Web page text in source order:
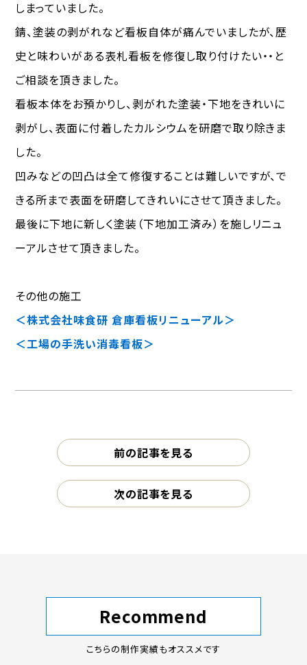
しまっていました。
錆、塗装の剥がれなど看板自体が痛んでいましたが、歴
史と味わいがある表札看板を修復し取り付けたい・・と
ご相談を頂きました。
看板本体をお預かりし、剥がれた塗装・下地をきれいに
剥がし、表面に付着したカルシウムを研磨で取り除きま
した。
凹みなどの凹凸は全て修復することは難しいですが、で
きる所まで表面を研磨してきれいにさせて頂きました。
最後に下地に新しく塗装（下地加工済み）を施しリニュ
ーアルさせて頂きました。
その他の施工
＜株式会社味食研 倉庫看板リニューアル＞
＜工場の手洗い消毒看板＞
前の記事を見る
次の記事を見る
Recommend
こちらの制作実績もオススメです